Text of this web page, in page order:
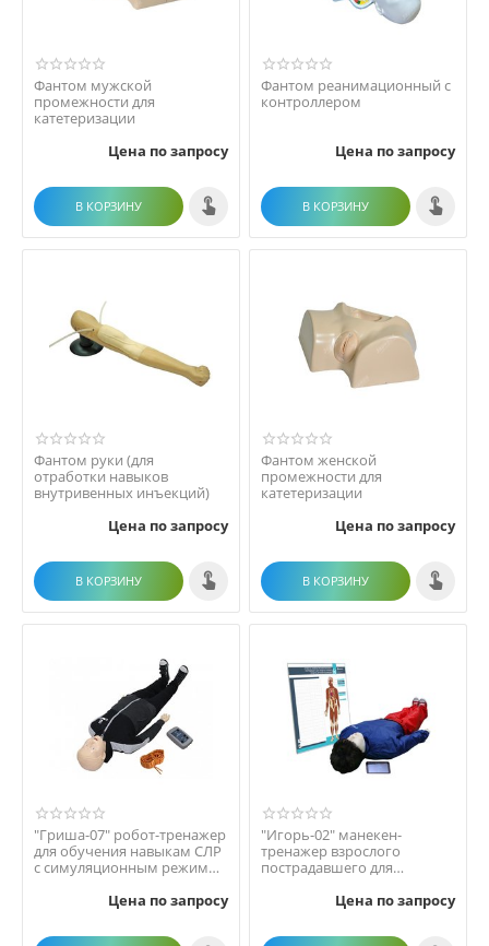
Фантом мужской
промежности для
катетеризации
Цена по запросу
В КОРЗИНУ
Фантом реанимационный с
контроллером
Цена по запросу
В КОРЗИНУ
Фантом руки (для
отработки навыков
внутривенных инъекций)
Цена по запросу
В КОРЗИНУ
Фантом женской
промежности для
катетеризации
Цена по запросу
В КОРЗИНУ
"Гриша-07" робот-тренажер
для обучения навыкам СЛР
с симуляционным режимом
Цена по запросу
"Игорь-02" манекен-
тренажер взрослого
пострадавшего для
сердечно-лего...Цена по запросу